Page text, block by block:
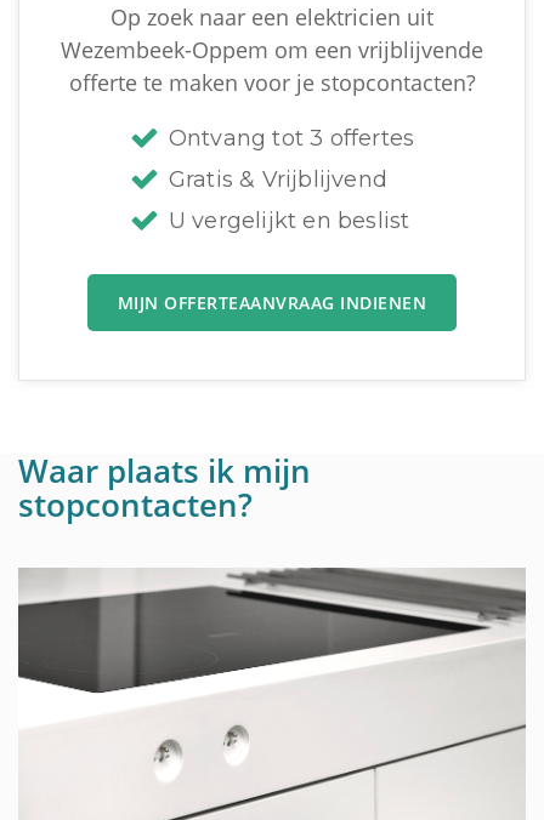
Op zoek naar een elektricien uit
Wezembeek-Oppem om een vrijblijvende
offerte te maken voor je stopcontacten?
Ontvang tot 3 offertes
Gratis & Vrijblijvend
U vergelijkt en beslist
MIJN OFFERTEAANVRAAG INDIENEN
Waar plaats ik mijn
stopcontacten?